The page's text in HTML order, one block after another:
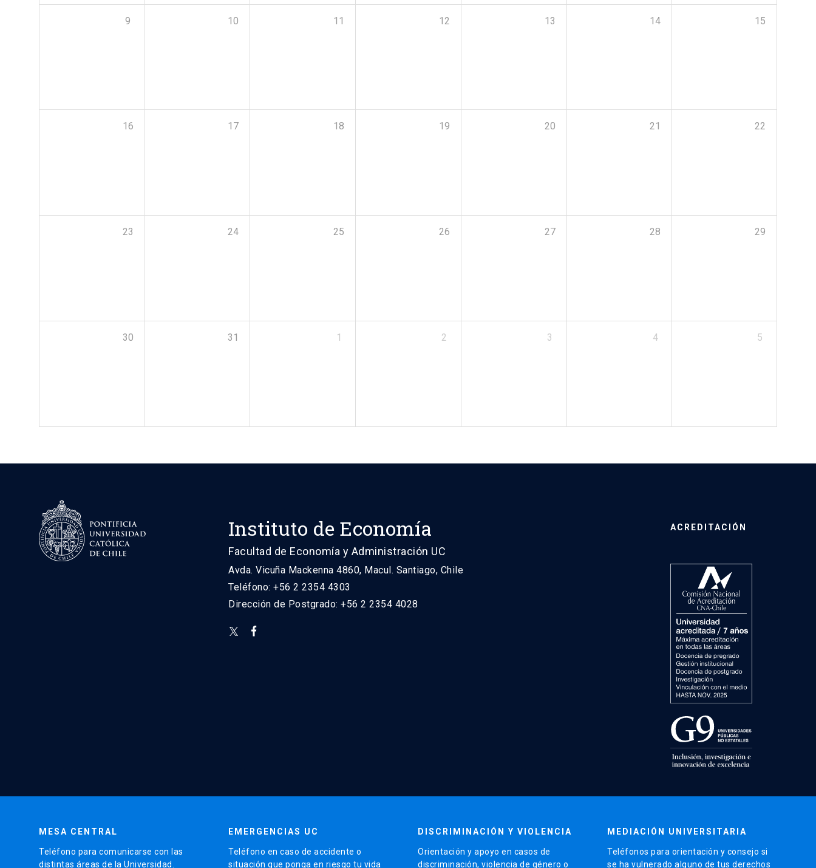
9 10 11 12 13 14 15
16 17 18 19 20 21 22
23 24 25 26 27 28 29
30 31 1 2 3 4 5
Instituto de Economía
Facultad de Economía y Administración UC
Avda. Vicuña Mackenna 4860, Macul. Santiago, Chile
Teléfono: +56 2 2354 4303
Dirección de Postgrado: +56 2 2354 4028
ACREDITACIÓN
MESA CENTRAL
Teléfono para comunicarse con las
distintas áreas de la Universidad.
EMERGENCIAS UC
Teléfono en caso de accidente o
situación que ponga en riesgo tu vida
DISCRIMINACIÓN Y VIOLENCIA
Orientación y apoyo en casos de
discriminación, violencia de género o
MEDIACIÓN UNIVERSITARIA
Teléfonos para orientación y consejo si
se ha vulnerado alguno de tus derechos